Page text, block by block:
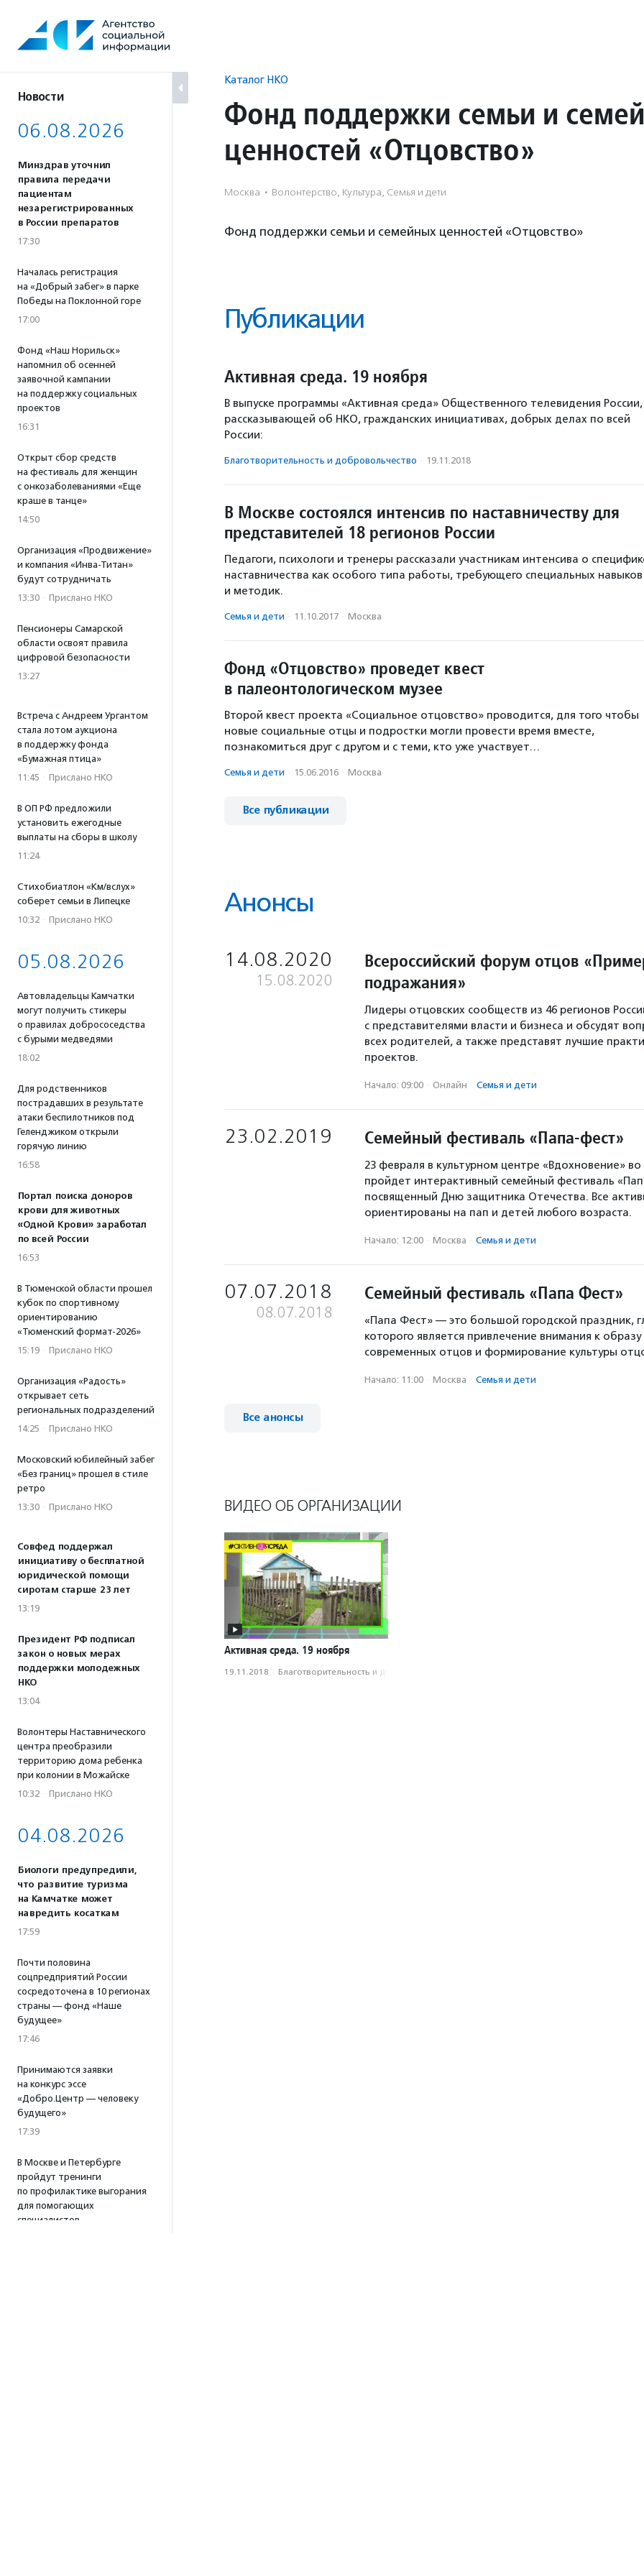
содержанию
Новости
06.08.2026
Минздрав уточнил
правила передачи
пациентам
незарегистрированных
в России препаратов
17:30
Началась регистрация
на «Добрый забег» в парке
Победы на Поклонной горе
17:00
Фонд «Наш Норильск»
напомнил об осенней
заявочной кампании
на поддержку социальных
проектов
16:31
Открыт сбор средств
на фестиваль для женщин
с онкозаболеваниями «Еще
краше в танце»
14:50
Организация «Продвижение»
и компания «Инва-Титан»
будут сотрудничать
13:30 · Прислано НКО
Пенсионеры Самарской
области освоят правила
цифровой безопасности
13:27
Встреча с Андреем Ургантом
стала лотом аукциона
в поддержку фонда
«Бумажная птица»
11:45 · Прислано НКО
В ОП РФ предложили
установить ежегодные
выплаты на сборы в школу
11:24
Стихобиатлон «Км/вслух»
соберет семьи в Липецке
10:32 · Прислано НКО
05.08.2026
Автовладельцы Камчатки
могут получить стикеры
о правилах добрососедства
с бурыми медведями
18:02
Для родственников
пострадавших в результате
атаки беспилотников под
Геленджиком открыли
горячую линию
16:58
Портал поиска доноров
крови для животных
«Одной Крови» заработал
по всей России
16:53
В Тюменской области прошел
кубок по спортивному
ориентированию
«Тюменский формат-2026»
15:19 · Прислано НКО
Организация «Радость»
открывает сеть
региональных подразделений
14:25 · Прислано НКО
Московский юбилейный забег
«Без границ» прошел в стиле
ретро
13:30 · Прислано НКО
Совфед поддержал
инициативу о бесплатной
юридической помощи
сиротам старше 23 лет
13:19
Президент РФ подписал
закон о новых мерах
поддержки молодежных
НКО
13:04
Волонтеры Наставнического
центра преобразили
территорию дома ребенка
при колонии в Можайске
10:32 · Прислано НКО
04.08.2026
Биологи предупредили,
что развитие туризма
на Камчатке может
навредить косаткам
17:59
Почти половина
соцпредприятий России
сосредоточена в 10 регионах
страны — фонд «Наше
будущее»
17:46
Принимаются заявки
на конкурс эссе
«Добро.Центр — человеку
будущего»
17:39
В Москве и Петербурге
пройдут тренинги
по профилактике выгорания
для помогающих
специалистов
Каталог НКО
Фонд поддержки семьи и
ценностей «Отцовство»
Москва · Волонтерство, Культура, Семья и дети
Фонд поддержки семьи и семейных ценностей «Отцовство»
Публикации
Активная среда. 19 ноября
В выпуске программы «Активная среда» Общественного телевидения России,
рассказывающей об НКО, гражданских инициативах, добрых делах по всей
России:
Благотвори­тель­ность и доброволь­чест­во · 19.11.2018
В Москве состоялся интенсив по наставничеству для
представителей 18 регионов России
Педагоги, психологи и тренеры рассказали участникам интенсива о
наставничества как особого типа работы, требующего специальных навыков
и методик.
Семья и дети · 11.10.2017 · Москва
Фонд «Отцовство» проведет квест
в палеонтологическом музее
Второй квест проекта «Социальное отцовство» проводится, для того чтобы
новые социальные отцы и подростки могли провести время вместе,
познакомиться друг с другом и с теми, кто уже участвует…
Семья и дети · 15.06.2016 · Москва
Все публикации
Анонсы
14.08.2020
15.08.2020
Всероссийский форум отцов
подражания»
Лидеры отцовских сообществ из 46 регионов
с представителями власти и бизнеса и обсудят
всех родителей, а также представят лучшие
проектов.
Начало: 09:00 · Онлайн · Семья и дети
23.02.2019 Семейный фестиваль «Папа-фест»
23 февраля в культурном центре «Вдохновение»
пройдет интерактивный семейный фестиваль
посвященный Дню защитника Отечества. Все
ориентированы на пап и детей любого возраста.
Начало: 12:00 · Москва · Семья и дети
07.07.2018
08.07.2018
Семейный фестиваль «Папа Фест»
«Папа Фест» — это большой городской праздник,
которого является привлечение внимания к
современных отцов и формирование культуры
Начало: 11:00 · Москва · Семья и дети
Все анонсы
ВИДЕО ОБ ОРГАНИЗАЦИИ
Активная среда. 19 ноября
19.11.2018 · Благотвори­тель­ность и доброволь­чест­во